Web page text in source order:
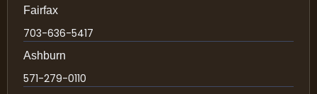
Fairfax
703-636-5417
Ashburn
571-279-0110